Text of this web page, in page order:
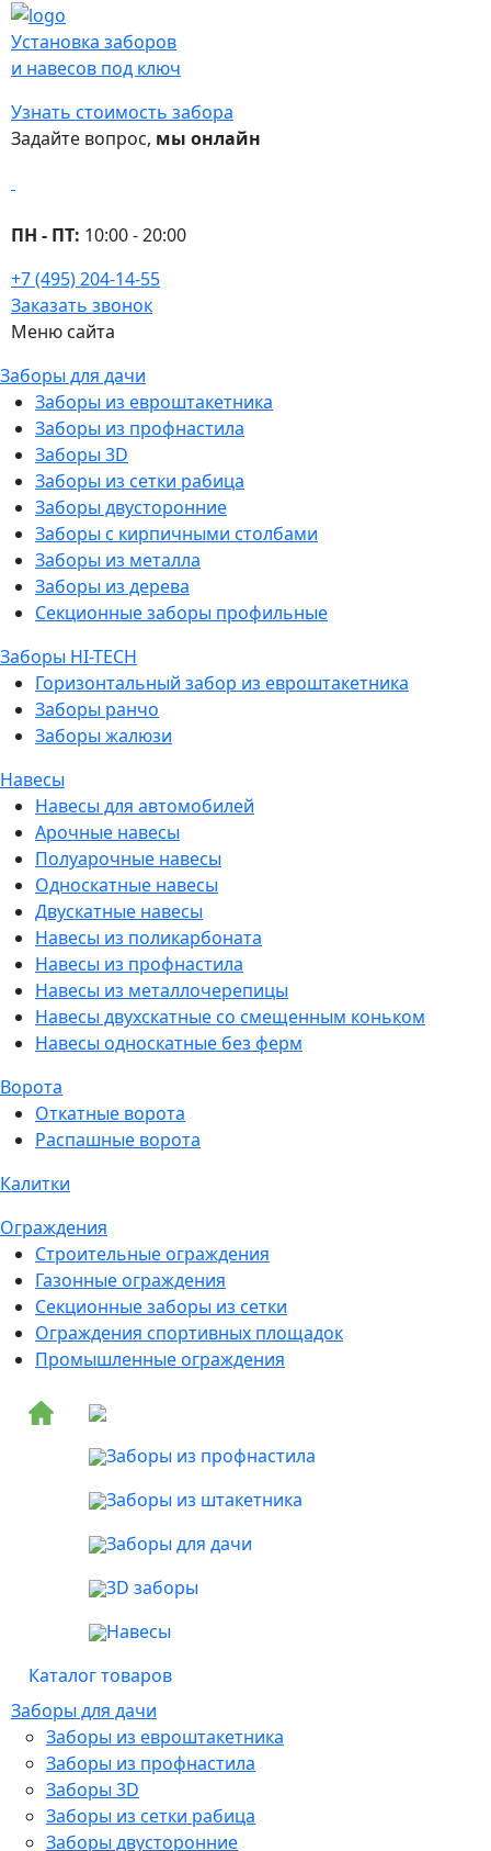
Установка заборов
и навесов под ключ
Узнать стоимость забора
Задайте вопрос, мы онлайн
ПН - ПТ: 10:00 - 20:00
+7 (495) 204-14-55
Заказать звонок
Меню сайта
Заборы для дачи
Заборы из евроштакетника
Заборы из профнастила
Заборы 3D
Заборы из сетки рабица
Заборы двусторонние
Заборы с кирпичными столбами
Заборы из металла
Заборы из дерева
Секционные заборы профильные
Заборы HI-TECH
Горизонтальный забор из евроштакетника
Заборы ранчо
Заборы жалюзи
Навесы
Навесы для автомобилей
Арочные навесы
Полуарочные навесы
Односкатные навесы
Двускатные навесы
Навесы из поликарбоната
Навесы из профнастила
Навесы из металлочерепицы
Навесы двухскатные со смещенным коньком
Навесы односкатные без ферм
Ворота
Откатные ворота
Распашные ворота
Калитки
Ограждения
Строительные ограждения
Газонные ограждения
Секционные заборы из сетки
Ограждения спортивных площадок
Промышленные ограждения
Заборы из профнастила
Заборы из штакетника
Заборы для дачи
3D заборы
Навесы
Каталог товаров
Заборы для дачи
Заборы из евроштакетника
Заборы из профнастила
Заборы 3D
Заборы из сетки рабица
Заборы двусторонние